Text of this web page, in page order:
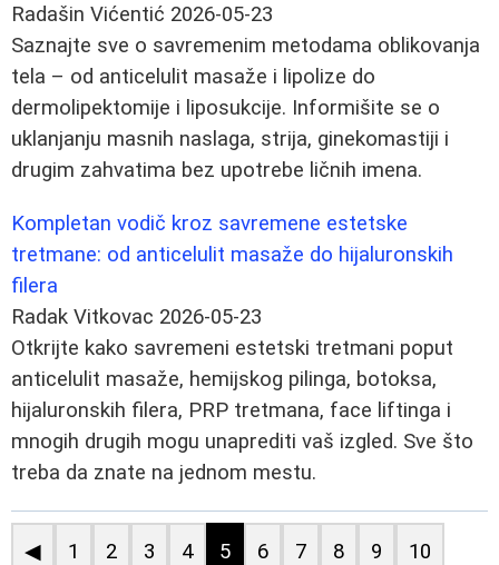
Radašin Vićentić 2026-05-23
Saznajte sve o savremenim metodama oblikovanja
tela – od anticelulit masaže i lipolize do
dermolipektomije i liposukcije. Informišite se o
uklanjanju masnih naslaga, strija, ginekomastiji i
drugim zahvatima bez upotrebe ličnih imena.
Kompletan vodič kroz savremene estetske
tretmane: od anticelulit masaže do hijaluronskih
filera
Radak Vitkovac 2026-05-23
Otkrijte kako savremeni estetski tretmani poput
anticelulit masaže, hemijskog pilinga, botoksa,
hijaluronskih filera, PRP tretmana, face liftinga i
mnogih drugih mogu unaprediti vaš izgled. Sve što
treba da znate na jednom mestu.
◀ 1 2 3 4 5 6 7 8 9 10